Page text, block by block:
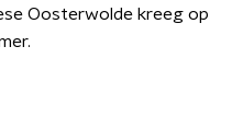
Oosterwolde kreeg op